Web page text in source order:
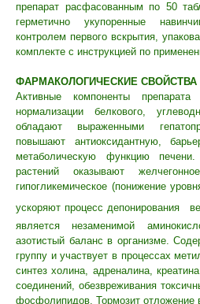
препарат расфасованным по 50
герметично укупоренные
контролем первого вскрытия,
комплекте с инструкцией по
ФАРМАКОЛОГИЧЕСКИЕ СВОЙСТВА
Активные компоненты препарата
нормализации белкового,
обладают выраженными
повышают антиоксидантную,
метаболическую функцию печени.
растений оказывают
гипогликемическое (понижение
ускоряют процесс депонирования
является незаменимой
азотистый баланс в организме.
группу и участвует в процессах
синтез холина, адреналина,
соединений, обезвреживания
фосфолипидов. Тормозит отложение